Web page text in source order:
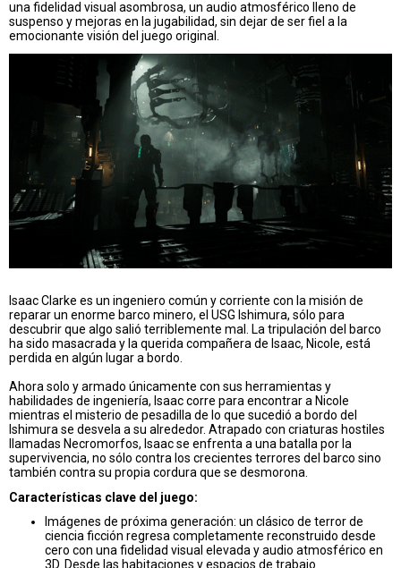
una fidelidad visual asombrosa, un audio atmosférico lleno de
suspenso y mejoras en la jugabilidad, sin dejar de ser fiel a la
emocionante visión del juego original.
Isaac Clarke es un ingeniero común y corriente con la misión de
reparar un enorme barco minero, el USG Ishimura, sólo para
descubrir que algo salió terriblemente mal. La tripulación del barco
ha sido masacrada y la querida compañera de Isaac, Nicole, está
perdida en algún lugar a bordo.
Ahora solo y armado únicamente con sus herramientas y
habilidades de ingeniería, Isaac corre para encontrar a Nicole
mientras el misterio de pesadilla de lo que sucedió a bordo del
Ishimura se desvela a su alrededor. Atrapado con criaturas hostiles
llamadas Necromorfos, Isaac se enfrenta a una batalla por la
supervivencia, no sólo contra los crecientes terrores del barco sino
también contra su propia cordura que se desmorona.
Características clave del juego:
Imágenes de próxima generación: un clásico de terror de
ciencia ficción regresa completamente reconstruido desde
cero con una fidelidad visual elevada y audio atmosférico en
3D. Desde las habitaciones y espacios de trabajo